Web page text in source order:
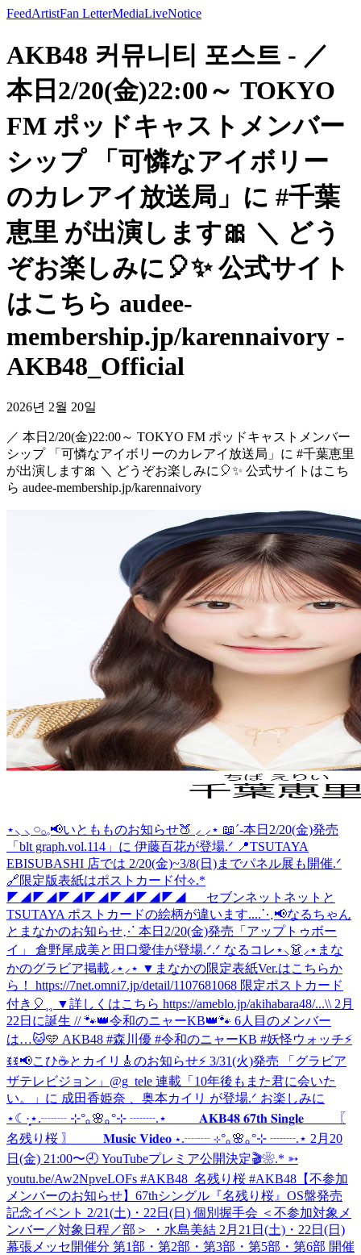
FeedArtistFan LetterMediaLiveNotice
AKB48 커뮤니티 포스트 - ／
本日2/20(金)22:00～ TOKYO
FM ポッドキャストメンバー
シップ 「可憐なアイボリー
のカレアイ放送局」に #千葉
恵里 が出演します🎀 ＼ どう
ぞお楽しみに🎈✨ 公式サイト
はこちら audee-
membership.jp/karennaivory -
AKB48_Official
2026년 2월 20일
／ 本日2/20(金)22:00～ TOKYO FM ポッドキャストメンバー
シップ 「可憐なアイボリーのカレアイ放送局」に #千葉恵里
が出演します🎀 ＼ どうぞお楽しみに🎈✨ 公式サイトはこち
ら audee-membership.jp/karennaivory
⋆⸜ ⸜ 𓏸𓂂𓈒📢いともものお知らせ🍑 ⸝‍ ⸝‍⋆ 📖´-本日2/20(金)発売
「blt graph.vol.114」に 伊藤百花が登場.ᐟ 📍TSUTAYA
EBISUBASHI 店では 2/20(金)~3/8(日)までパネル展も開催.ᐟ
🔗限定版表紙はポストカード付⟡.*
◤◢◤◢◤◢◤◢◤◢◤◢◤◢ セブンネットネットと
TSUTAYA ポストカードの絵柄が違います....⋱📢なるちゃん
とまなかのお知らせ⋰ 本日2/20(金)発売「アップトゥボー
イ」 倉野尾成美と田口愛佳が登場.ᐟ.ᐟ なるコレ⋆⸜👗⸝‍⋆まな
かのグラビア掲載⸝⋆⸝⋆ ▼まなかの限定表紙Ver.はこちらか
ら！ https://7net.omni7.jp/detail/1107681068 限定ポストカード
付き🎈⸒⸒ ▼詳しくはこちら https://ameblo.jp/akihabara48/...\\ 2月
22日に誕生 // 🐾👑令和のニャーKB👑🐾 6人目のメンバー
は…🐱🩵 AKB48 #森川優 #令和のニャーKB #妖怪ウォッチ⚡
ꉂꉂ📢こひ☕️とカイリ🎸のお知らせ⚡ 3/31(火)発売 「グラビア
ザテレビジョン」@g_tele 連載「10年後もまた君に会いた
い。」に 成田香姫奈 、奥本カイリ が登場.ᐟ お楽しみに
⋆☾·̩͙⋆.┈┈ ⊹°｡🌸｡°⊹ ┈┈.⋆ 𝐀𝐊𝐁𝟒𝟖 𝟔𝟕𝐭𝐡 𝐒𝐢𝐧𝐠𝐥𝐞 〖
名残り桜 〗 𝐌𝐮𝐬𝐢𝐜 𝐕𝐢𝐝𝐞𝐨 ⋆.┈┈ ⊹°｡🌸｡°⊹ ┈┈.⋆ 2月20
日(金) 21:00〜🕘 YouTubeプレミア公開決定🎬❀.* ➳
youtu.be/Aw2NpveLOFs #AKB48_名残り桜 #AKB48 【不参加
メンバーのお知らせ】67thシングル『名残り桜』OS盤発売
記念イベント 2/21(土)・22日(日) 個別握手会 ＜不参加対象メ
ンバー／対象日程／部＞ ・水島美結 2月21日(土)・22日(日)
幕張メッセ開催分 第1部・第2部・第3部・第5部・第6部 開催